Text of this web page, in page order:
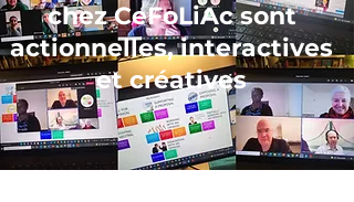
chez CeFoLiAc sont
actionnelles, interactives
et créatives